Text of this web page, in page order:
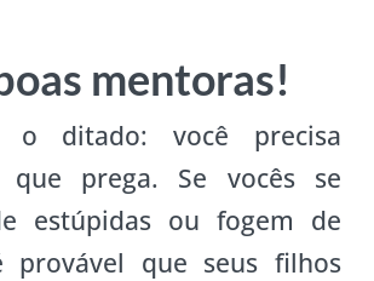
mentoras!
o ditado: você precisa
prega. Se vocês se
estúpidas ou fogem de
provável que seus filhos